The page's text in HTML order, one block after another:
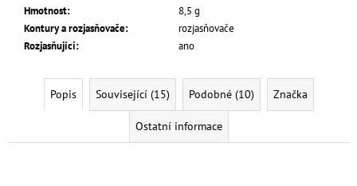
Hmotnost:
8,5 g
Kontury a rozjasňovače:
rozjasňovače
Rozjasňující: ano
Popis Související (15) Podobné (10) Značka
Ostatní informace
Původně:
149
Kč